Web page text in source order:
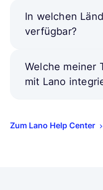
In welchen
verfügbar?
Welche meiner
mit Lano
Zum Lano Help Center